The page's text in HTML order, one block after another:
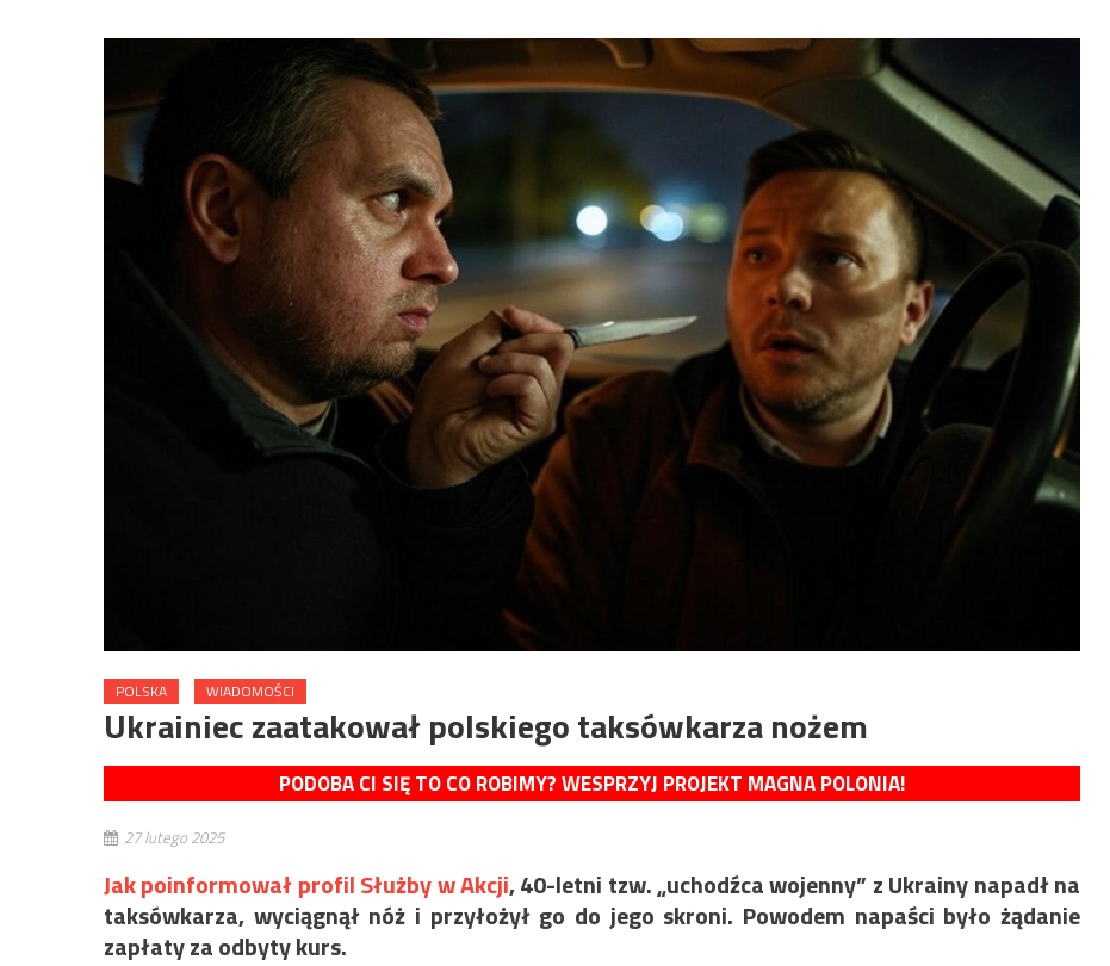
POLSKA WIADOMOŚCI
Ukrainiec zaatakował polskiego taksówkarza nożem
PODOBA CI SIĘ TO CO ROBIMY? WESPRZYJ PROJEKT MAGNA POLONIA!
27 lutego 2025
Jak poinformował profil Służby w Akcji, 40-letni tzw. „uchodźca wojenny” z Ukrainy napadł na
taksówkarza, wyciągnął nóż i przyłożył go do jego skroni. Powodem napaści było żądanie
zapłaty za odbyty kurs.